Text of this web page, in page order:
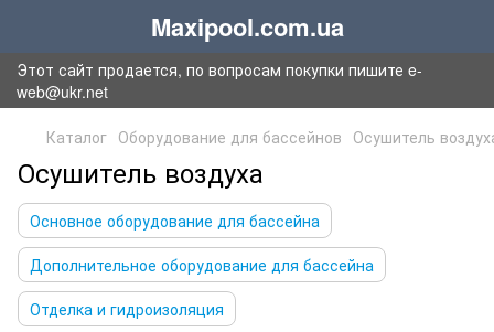
Maxipool.com.ua
Этот сайт продается, по вопросам покупки пишите e-
web@ukr.net
Каталог Оборудование для бассейнов Осушитель
Осушитель воздуха
Основное оборудование для бассейна
Дополнительное оборудование для бассейна
Отделка и гидроизоляция